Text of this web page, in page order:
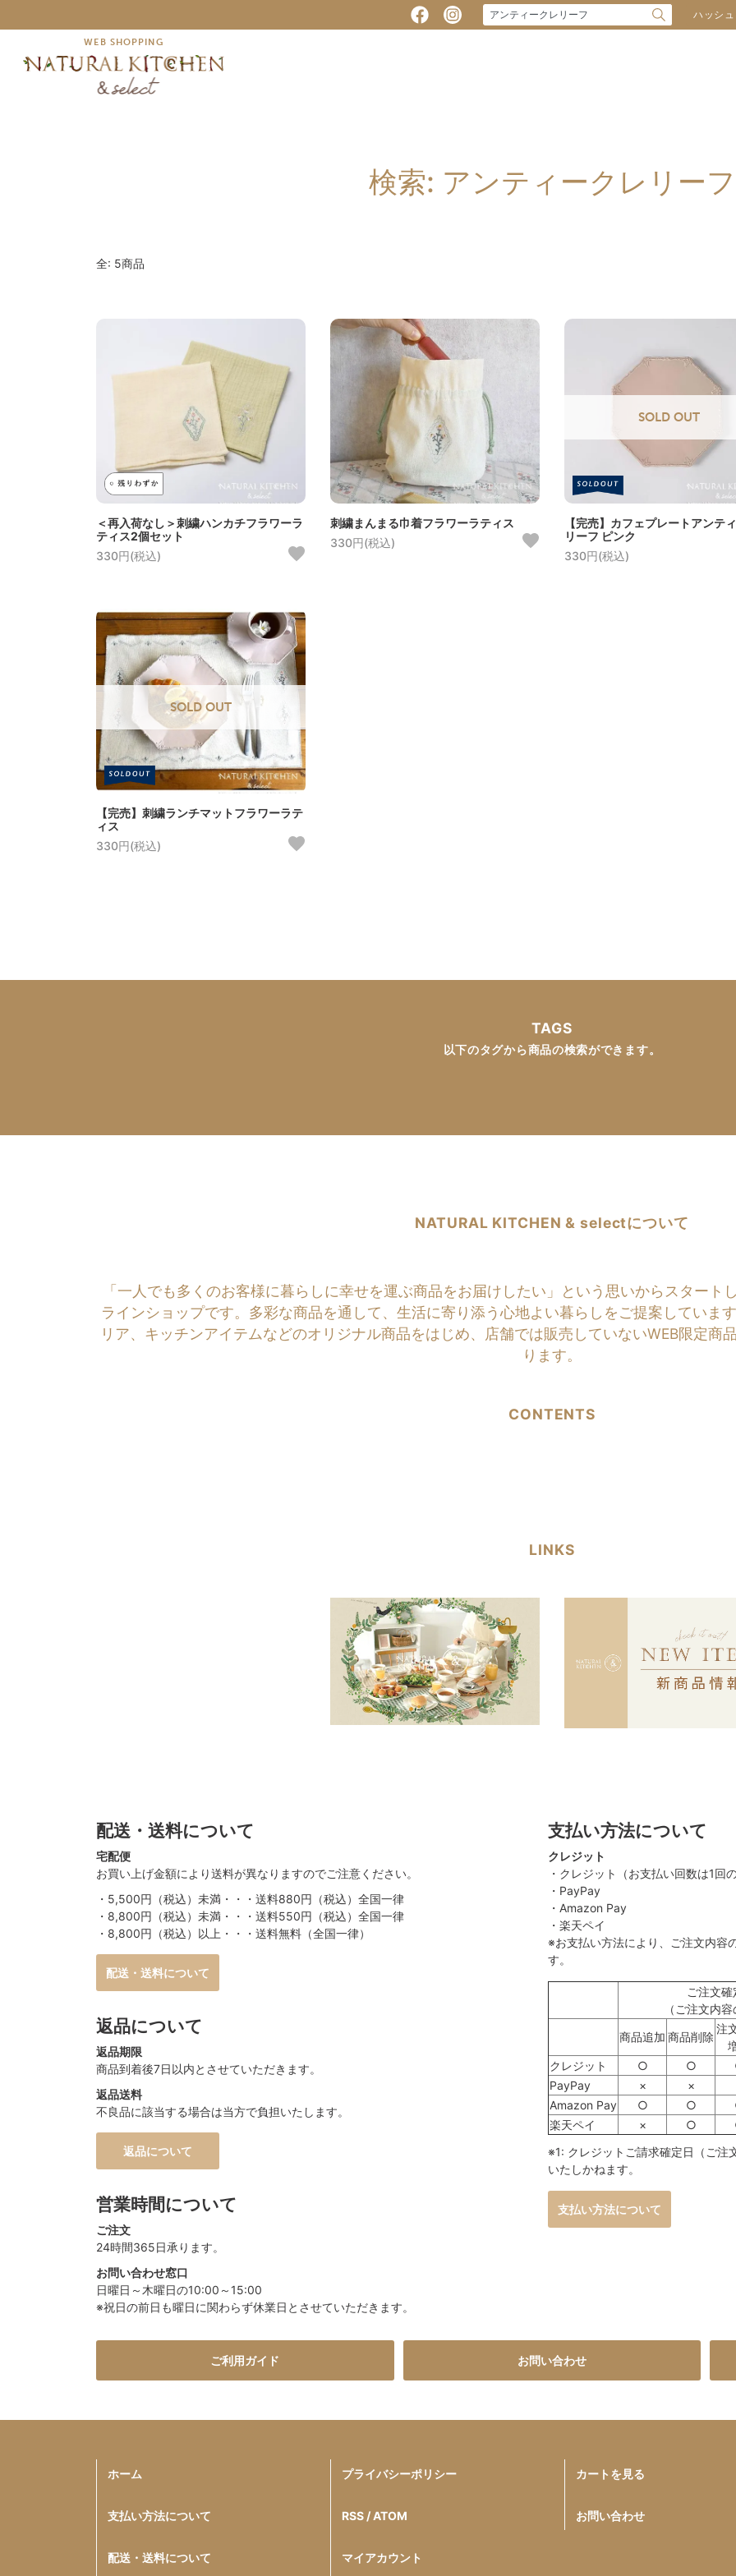
ハッシ
WEB SHOPPING
検索: アンティークレリーフ
全: 5商品
＜再入荷なし＞刺繍ハンカチフラワーラ
ティス2個セット
330円(税込)
刺繍まんまる巾着フラワーラティス
330円(税込)
SOLD OUT
【完売】カフェプレートアンテ
リーフ ピンク
330円(税込)
SOLD OUT
【完売】刺繍ランチマットフラワーラテ
ィス
330円(税込)
TAGS
以下のタグから商品の検索ができます。
NATURAL KITCHEN & selectについて
「一人でも多くのお客様に暮らしに幸せを運ぶ商品をお届けしたい」という思いからスタート
ラインショップです。多彩な商品を通して、生活に寄り添う心地よい暮らしをご提案していま
リア、キッチンアイテムなどのオリジナル商品をはじめ、店舗では販売していないWEB限定商
ります。
CONTENTS
LINKS
配送・送料について
宅配便
お買い上げ金額により送料が異なりますのでご注意ください。
・5,500円（税込）未満・・・送料880円（税込）全国一律
・8,800円（税込）未満・・・送料550円（税込）全国一律
・8,800円（税込）以上・・・送料無料（全国一律）
配送・送料について
返品について
返品期限
商品到着後7日以内とさせていただきます。
返品送料
不良品に該当する場合は当方で負担いたします。
返品について
営業時間について
ご注文
24時間365日承ります。
お問い合わせ窓口
日曜日～木曜日の10:00～15:00
※祝日の前日も曜日に関わらず休業日とさせていただきます。
支払い方法について
クレジット
・クレジット（お支払い回数は1回
・PayPay
・Amazon Pay
・楽天ペイ
※お支払い方法により、ご注文内容
す。
ご注文確
（ご注文内容
商品追加 商品削除
注
クレジット ○ ○
PayPay
× ×
Amazon Pay
○ ○
楽天ペイ
× ○
※1: クレジットご請求確定日（ご注
いたしかねます。
支払い方法について
ご利用ガイド お問い合わせ
ホーム
支払い方法について
配送・送料について
プライバシーポリシー
RSS / ATOM
マイアカウント
カートを見る
お問い合わせ